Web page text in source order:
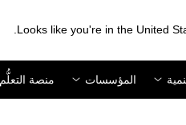
Looks like you're in the United
المؤسسات منصة التعلُّم